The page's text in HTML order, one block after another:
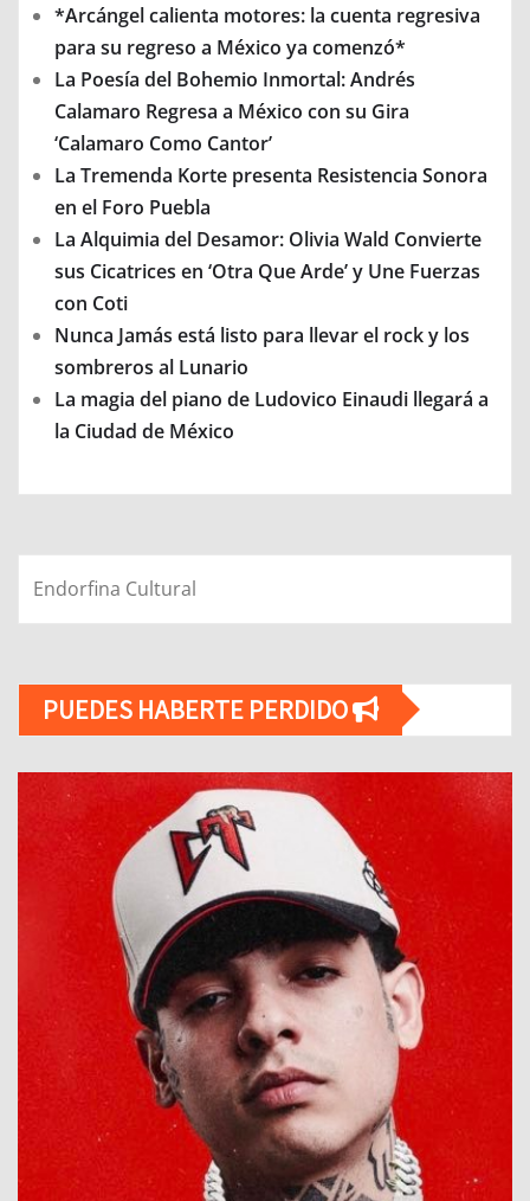
*Arcángel calienta motores: la cuenta regresiva
para su regreso a México ya comenzó*
La Poesía del Bohemio Inmortal: Andrés
Calamaro Regresa a México con su Gira
‘Calamaro Como Cantor’
La Tremenda Korte presenta Resistencia Sonora
en el Foro Puebla
La Alquimia del Desamor: Olivia Wald Convierte
sus Cicatrices en ‘Otra Que Arde’ y Une Fuerzas
con Coti
Nunca Jamás está listo para llevar el rock y los
sombreros al Lunario
La magia del piano de Ludovico Einaudi llegará a
la Ciudad de México
Endorfina Cultural
PUEDES HABERTE PERDIDO